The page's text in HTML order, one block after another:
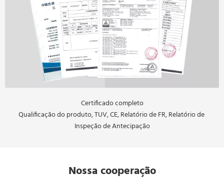
Certificado completo
Qualificação do produto, TUV, CE, Relatório de FR, Relatório de
Inspeção de Antecipação
Nossa cooperação